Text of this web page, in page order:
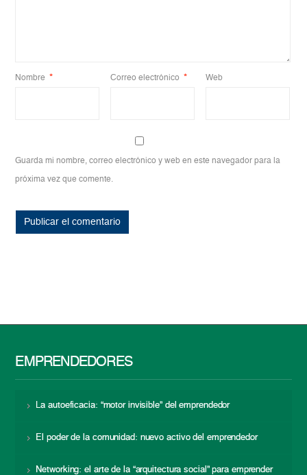
Nombre * Correo electrónico * Web
Guarda mi nombre, correo electrónico y web en este navegador para la
próxima vez que comente.
EMPRENDEDORES
La autoeficacia: “motor invisible” del emprendedor
El poder de la comunidad: nuevo activo del emprendedor
Networking: el arte de la “arquitectura social” para emprender